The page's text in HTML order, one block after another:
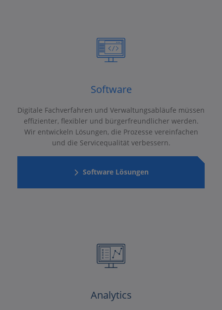
Software
Digitale Fachverfahren und Verwaltungsabläufe müssen
effizienter, flexibler und bürgerfreundlicher werden.
Wir entwickeln Lösungen, die Prozesse vereinfachen
und die Servicequalität verbessern.
Software Lösungen
Analytics